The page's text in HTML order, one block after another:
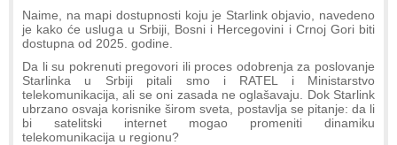
Naime, na mapi dostupnosti koju je Starlink objavio, navedeno
je kako će usluga u Srbiji, Bosni i Hercegovini i Crnoj Gori biti
dostupna od 2025. godine.
Da li su pokrenuti pregovori ili proces odobrenja za poslovanje
Starlinka u Srbiji pitali smo i RATEL i Ministarstvo
telekomunikacija, ali se oni zasada ne oglašavaju. Dok Starlink
ubrzano osvaja korisnike širom sveta, postavlja se pitanje: da li
bi satelitski internet mogao promeniti dinamiku
telekomunikacija u regionu?